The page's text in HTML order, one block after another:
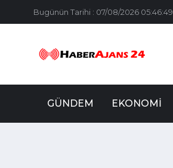
Bugünün Tarihi : 07/08/2026 05:46:49
GÜNDEM EKONOMI